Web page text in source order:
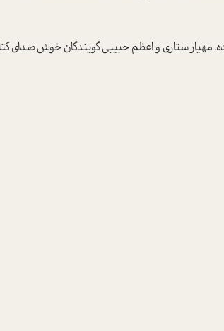
مهيار ستاري و اعظم حبيبي گويندگان خوش صداي